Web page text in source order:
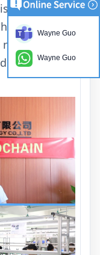
pour en
pouvons
câbles
Wayne Guo
Wayne Guo